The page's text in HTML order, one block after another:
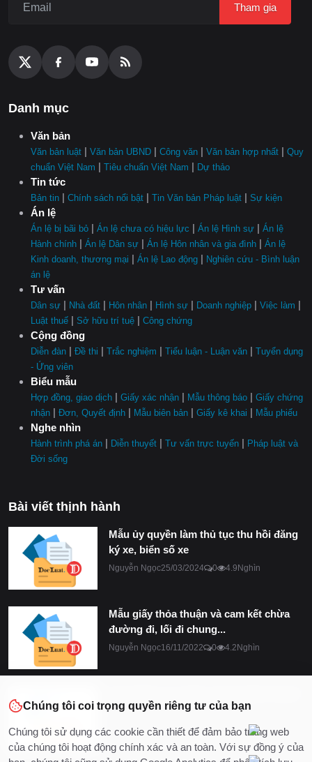
Tham gia
Danh mục
Văn bản
Văn bản luật | Văn bản UBND | Công văn | Văn bản hợp nhất | Quy
chuẩn Việt Nam | Tiêu chuẩn Việt Nam | Dự thảo
Tin tức
Bản tin | Chính sách nổi bật | Tin Văn bản Pháp luật | Sự kiện
Án lệ
Án lệ bị bãi bỏ | Án lệ chưa có hiệu lực | Án lệ Hình sự | Án lệ
Hành chính | Án lệ Dân sự | Án lệ Hôn nhân và gia đình | Án lệ
Kinh doanh, thương mại | Án lệ Lao động | Nghiên cứu - Bình luận
án lệ
Tư vấn
Dân sự | Nhà đất | Hôn nhân | Hình sự | Doanh nghiệp | Việc làm |
Luật thuế | Sở hữu trí tuệ | Công chứng
Cộng đồng
Diễn đàn | Đề thi | Trắc nghiệm | Tiểu luận - Luận văn | Tuyển dụng
- Ứng viên
Biểu mẫu
Hợp đồng, giao dịch | Giấy xác nhận | Mẫu thông báo | Giấy chứng
nhận | Đơn, Quyết định | Mẫu biên bản | Giấy kê khai | Mẫu phiếu
Nghe nhìn
Hành trình phá án | Diễn thuyết | Tư vấn trực tuyến | Pháp luật và
Đời sống
Bài viết thịnh hành
Mẫu ủy quyền làm thủ tục thu hồi đăng
ký xe, biển số xe
Nguyễn Ngọc25/03/2024 0 4.9Nghìn
Mẫu giấy thỏa thuận và cam kết chừa
đường đi, lối đi chung...
Nguyễn Ngọc16/11/2022 0 4.2Nghìn
Nguyễn Ngọc 08/08/2022 0 2.7Nghìn
Chúng tôi coi trọng quyền riêng tư của bạn
Chúng tôi sử dụng các cookie cần thiết để đảm bảo trang web
của chúng tôi hoạt động chính xác và an toàn. Với sự đồng ý của